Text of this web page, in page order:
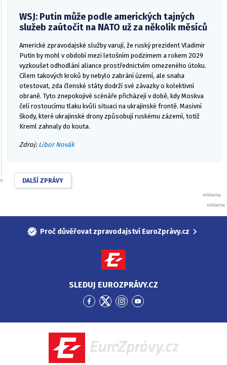
WSJ: Putin může podle amerických tajných
služeb zaútočit na NATO už za několik měsíců
Americké zpravodajské služby varují, že ruský prezident Vladimir
Putin by mohl v období mezi letošním podzimem a rokem 2029
vyzkoušet odhodlání aliance prostřednictvím omezeného útoku.
Cílem takových kroků by nebylo zabrání území, ale snaha
otestovat, zda členské státy dodrží své závazky o kolektivní
obraně. Tyto znepokojivé scénáře přicházejí v době, kdy Moskva
čelí rostoucímu tlaku kvůli situaci na ukrajinské frontě. Masivní
škody, které ukrajinské drony způsobují ruskému zázemí, totiž
Kreml zahnaly do kouta.
Zdroj: Libor Novák
DALŠÍ ZPRÁVY
Proč důvěřovat zpravodajství EuroZprávy.cz
SLEDUJ EUROZPRÁVY.CZ
Přejít
Facebook
Přejít
Twitter
Přejít
Instagram
Přejít
YouTube
EuroZprávy.cz